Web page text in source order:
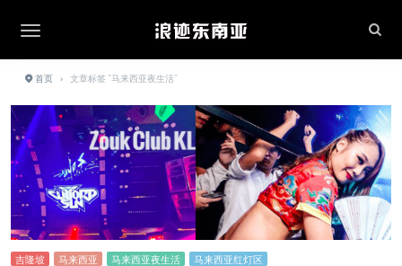
首页 › 文章标签 "马来西亚夜生活"
吉隆坡 马来西亚 马来西亚夜生活 马来西亚红灯区